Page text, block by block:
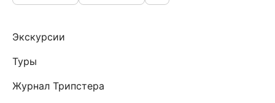
Экскурсии
Туры
Журнал Трипстера